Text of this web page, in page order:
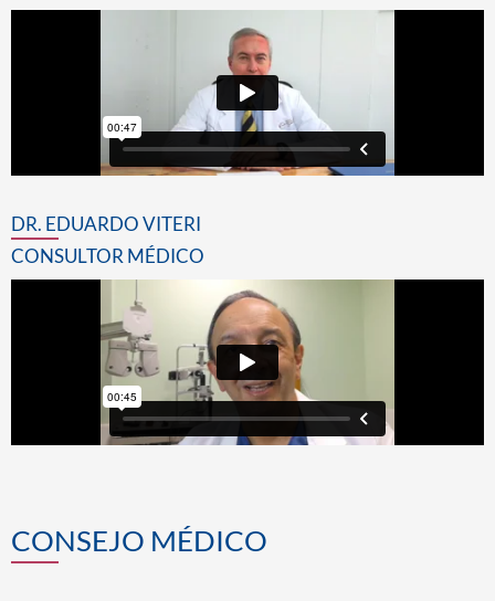
DR. EDUARDO VITERI
CONSULTOR MÉDICO
CONSEJO MÉDICO